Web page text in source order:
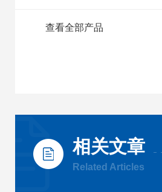
查看全部产品
相关文章
Related Articles